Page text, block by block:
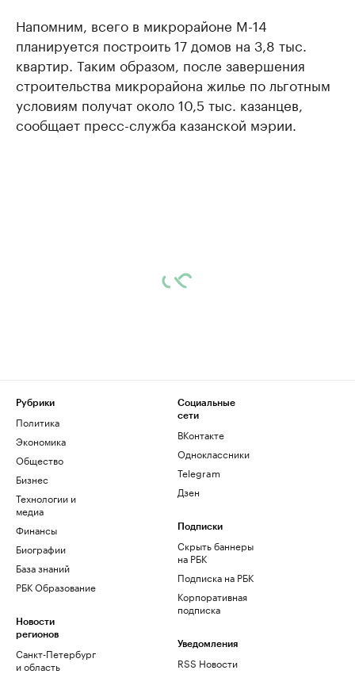
Напомним, всего в микрорайоне М-14
планируется построить 17 домов на 3,8 тыс.
квартир. Таким образом, после завершения
строительства микрорайона жилье по льготным
условиям получат около 10,5 тыс. казанцев,
сообщает пресс-служба казанской мэрии.
Рубрики
Политика
Экономика
Общество
Бизнес
Технологии и
медиа
Финансы
Биографии
База знаний
РБК Образование
Новости
регионов
Санкт-Петербург
и область
Социальные
сети
ВКонтакте
Одноклассники
Telegram
Дзен
Подписки
Скрыть баннеры
на РБК
Подписка на РБК
Корпоративная
подписка
Уведомления
RSS Новости